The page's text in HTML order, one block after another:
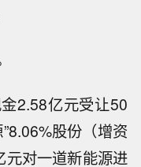
2.58亿元受让50
股份（增资
对一道新能源进